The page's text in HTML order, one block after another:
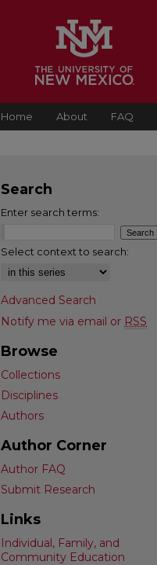
Home About FAQ
Search
Enter search terms:
Select context to search:
Advanced Search
Notify me via email or RSS
Browse
Collections
Disciplines
Authors
Author Corner
Author FAQ
Submit Research
Links
Individual, Family, and
Community Education